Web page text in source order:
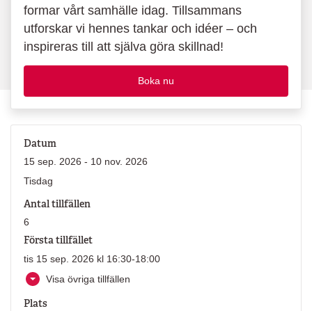
formar vårt samhälle idag. Tillsammans
utforskar vi hennes tankar och idéer – och
inspireras till att själva göra skillnad!
Boka nu
Datum
15 sep. 2026 - 10 nov. 2026
Tisdag
Antal tillfällen
6
Första tillfället
tis 15 sep. 2026 kl 16:30-18:00
Visa övriga tillfällen
Plats